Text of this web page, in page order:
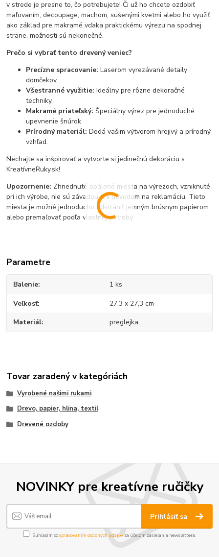
v strede je presne to, čo potrebujete! Či už ho chcete ozdobiť
maľovaním, decoupage, machom, sušenými kvetmi alebo ho využiť
ako základ pre makramé vďaka praktickému výrezu na spodnej
strane, možnosti sú nekonečné.
Prečo si vybrať tento drevený veniec?
Precízne spracovanie: Laserom vyrezávané detaily
domčekov.
Všestranné využitie: Ideálny pre rôzne dekoračné
techniky.
Makramé priateľský: Špeciálny výrez pre jednoduché
upevnenie šnúrok.
Prírodný materiál: Dodá vašim výtvorom hrejivý a prírodný
vzhľad.
Nechajte sa inšpirovať a vytvorte si jedinečnú dekoráciu s
KreatívneRuky.sk!
Upozornenie: Zhnednuté opálené miesta na výrezoch, vzniknuté
pri ich výrobe, nie sú závadou ani dôvodom na reklamáciu. Tieto
miesta je možné jednoducho odstrániť jemným brúsnym papierom
alebo premaľovať podľa vlastnej potreby.
Parametre
Balenie 1 ks
Veľkosť 27,3 x 27,3 cm
Materiál preglejka
Tovar zaradený v kategóriách
Vyrobené našimi rukami
Drevo, papier, hlina, textil
Drevené ozdoby
NOVINKY pre kreatívne ručičky
Prihlásiť sa
Súhlasím sospracovaním osobných údajov za účelom zasielania newslettera.